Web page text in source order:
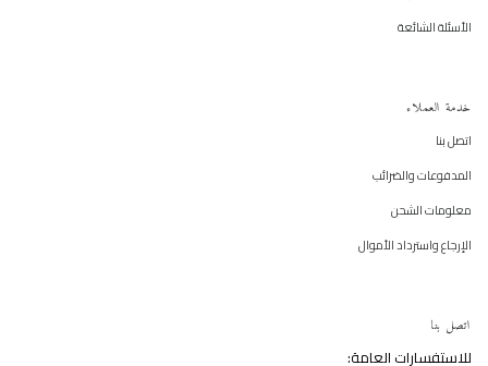
الأسئلة الشائعة
خدمة العملاء
اتصل بنا
المدفوعات والضرائب
معلومات الشحن
الإرجاع واسترداد الأموال
اتصل بنا
للاستفسارات العامة: